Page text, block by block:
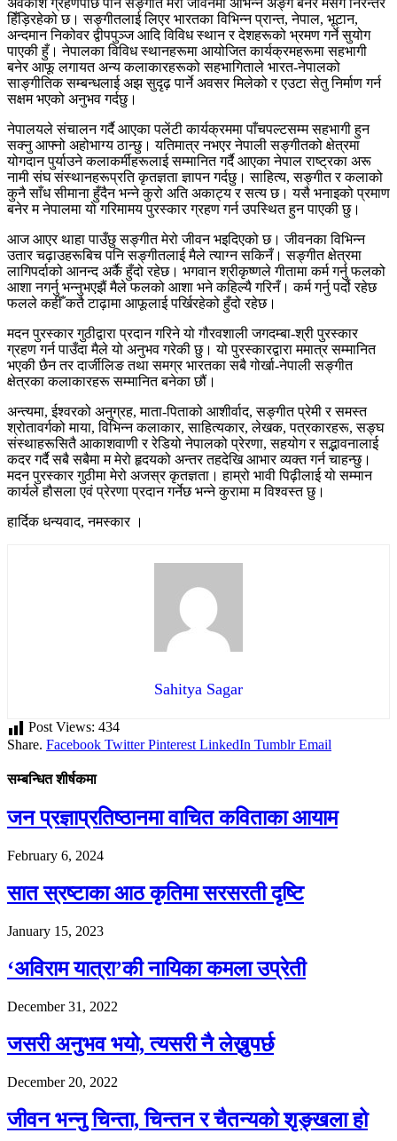
हिँड़िरहेको छ। सङ्गीतलाई लिएर भारतका विभिन्न प्रान्त, नेपाल, भूटान,
अन्दमान निकोवर द्वीपपुञ्ज आदि विविध स्थान र देशहरूको भ्रमण गर्ने सुयोग
पाएकी हुँ। नेपालका विविध स्थानहरूमा आयोजित कार्यक्रमहरूमा सहभागी
बनेर आफू लगायत अन्य कलाकारहरूको सहभागिताले भारत-नेपालको
साङ्गीतिक सम्बन्धलाई अझ सुदृढ़ पार्ने अवसर मिलेको र एउटा सेतु निर्माण गर्न
सक्षम भएको अनुभव गर्दछु।
नेपालयले संचालन गर्दै आएका पलेंटी कार्यक्रममा पाँचपल्टसम्म सहभागी हुन
सक्नु आफ्नो अहोभाग्य ठान्छु। यतिमात्र नभएर नेपाली सङ्गीतको क्षेत्रमा
योगदान पुर्याउने कलाकर्मीहरूलाई सम्मानित गर्दै आएका नेपाल राष्ट्रका अरू
नामी संघ संस्थानहरूप्रति कृतज्ञता ज्ञापन गर्दछु। साहित्य, सङ्गीत र कलाको
कुनै साँध सीमाना हुँदैन भन्ने कुरो अति अकाट्य र सत्य छ। यसै भनाइको प्रमाण
बनेर म नेपालमा यो गरिमामय पुरस्कार ग्रहण गर्न उपस्थित हुन पाएकी छु।
आज आएर थाहा पाउँछु सङ्गीत मेरो जीवन भइदिएको छ। जीवनका विभिन्न
उतार चढ़ाउहरूबिच पनि सङ्गीतलाई मैले त्याग्न सकिनँ। सङ्गीत क्षेत्रमा
लागिपर्दाको आनन्द अर्कै हुँदो रहेछ। भगवान श्रीकृष्णले गीतामा कर्म गर्नु फलको
आशा नगर्नु भन्नुभएझैं मैले फलको आशा भने कहिल्यै गरिनँ। कर्म गर्नु पर्दो रहेछ
फलले कहीँ कतै टाढ़ामा आफूलाई पर्खिरहेको हुँदो रहेछ।
मदन पुरस्कार गुठीद्वारा प्रदान गरिने यो गौरवशाली जगदम्बा-श्री पुरस्कार
ग्रहण गर्न पाउँदा मैले यो अनुभव गरेकी छु। यो पुरस्कारद्वारा ममात्र सम्मानित
भएकी छैन तर दार्जीलिङ तथा समग्र भारतका सबै गोर्खा-नेपाली सङ्गीत
क्षेत्रका कलाकारहरू सम्मानित बनेका छौं।
अन्त्यमा, ईश्वरको अनुग्रह, माता-पिताको आशीर्वाद, सङ्गीत प्रेमी र समस्त
श्रोतावर्गको माया, विभिन्न कलाकार, साहित्यकार, लेखक, पत्रकारहरू, सङ्घ
संस्थाहरूसितै आकाशवाणी र रेडियो नेपालको प्रेरणा, सहयोग र सद्भावनालाई
कदर गर्दै सबै सबैमा म मेरो हृदयको अन्तर तहदेखि आभार व्यक्त गर्न चाहन्छु।
मदन पुरस्कार गुठीमा मेरो अजस्र कृतज्ञता। हाम्रो भावी पिढ़ीलाई यो सम्मान
कार्यले हौसला एवं प्रेरणा प्रदान गर्नेछ भन्ने कुरामा म विश्वस्त छु।
हार्दिक धन्यवाद, नमस्कार ।
Sahitya Sagar
Post Views: 434
Share. Facebook Twitter Pinterest LinkedIn Tumblr Email
सम्बन्धित शीर्षकमा
जन प्रज्ञाप्रतिष्ठानमा वाचित कविताका आयाम
February 6, 2024
सात स्रष्टाका आठ कृतिमा सरसरती दृष्टि
January 15, 2023
‘अविराम यात्रा’की नायिका कमला उप्रेती
December 31, 2022
जसरी अनुभव भयो, त्यसरी नै लेख्नुपर्छ
December 20, 2022
जीवन भन्नु चिन्ता, चिन्तन र चैतन्यको शृङ्खला हो